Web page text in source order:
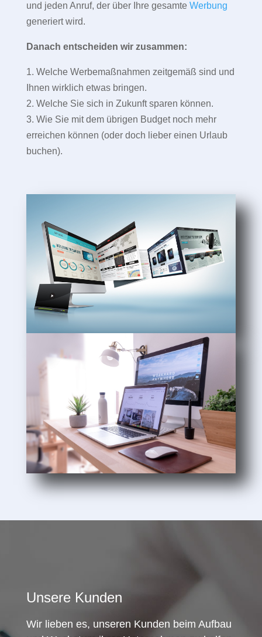
und jeden Anruf, der über Ihre gesamte Werbung
generiert wird.
Danach entscheiden wir zusammen:
1. Welche Werbemaßnahmen zeitgemäß sind und
Ihnen wirklich etwas bringen.
2. Welche Sie sich in Zukunft sparen können.
3. Wie Sie mit dem übrigen Budget noch mehr
erreichen können (oder doch lieber einen Urlaub
buchen).
Unsere Kunden
Wir lieben es, unseren Kunden beim Aufbau